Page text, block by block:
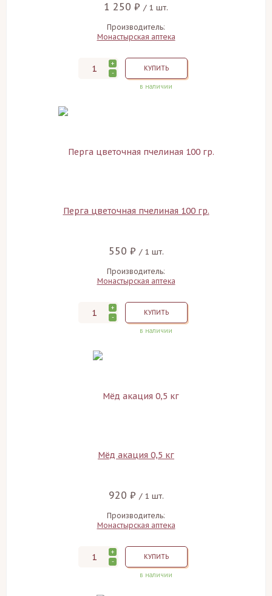
1 250 ₽ / 1 шт.
Производитель:
Монастырская аптека
+
-
КУПИТЬ
в наличии
Перга цветочная пчелиная 100 гр.
550 ₽ / 1 шт.
Производитель:
Монастырская аптека
+
-
КУПИТЬ
в наличии
Мёд акация 0,5 кг
920 ₽ / 1 шт.
Производитель:
Монастырская аптека
+
-
КУПИТЬ
в наличии